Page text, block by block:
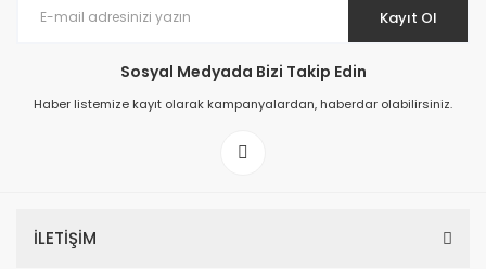
Prime ArtDECO Duvar Kağıdı Tutkalı 500 gr
199,00 TL
Kayıt Ol
Sosyal Medyada Bizi Takip Edin
Haber listemize kayıt olarak kampanyalardan, haberdar olabilirsiniz.
İLETİŞİM